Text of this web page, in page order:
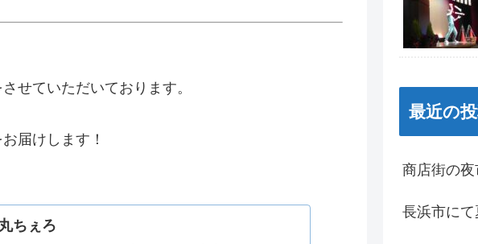
せていただいております。
届けします！
ちぇろ
最近の
商店街の
長浜市に